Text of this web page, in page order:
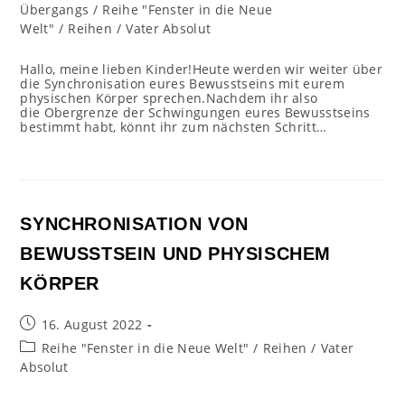
Übergangs / Reihe "Fenster in die Neue
Welt" / Reihen / Vater Absolut
Hallo, meine lieben Kinder!Heute werden wir weiter über
die Synchronisation eures Bewusstseins mit eurem
physischen Körper sprechen.Nachdem ihr also
die Obergrenze der Schwingungen eures Bewusstseins
bestimmt habt, könnt ihr zum nächsten Schritt…
SYNCHRONISATION VON
BEWUSSTSEIN UND PHYSISCHEM
KÖRPER
Beitrag
veröffentlicht:
16. August 2022
Beitrags-
Kategorie:
Reihe "Fenster in die Neue Welt" / Reihen / Vater
Absolut